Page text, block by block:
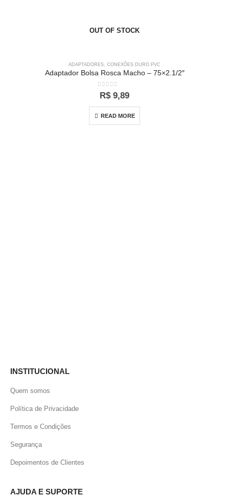
OUT OF STOCK
ADAPTADORES CONEXÕES DURO PVC
Adaptador Bolsa Rosca Macho – 75×2.1/2″
0out of 5
R$9,89
READ MORE
INSTITUCIONAL
Quem somos
Política de Privacidade
Termos e Condições
Segurança
Depoimentos de Clientes
AJUDA E SUPORTE